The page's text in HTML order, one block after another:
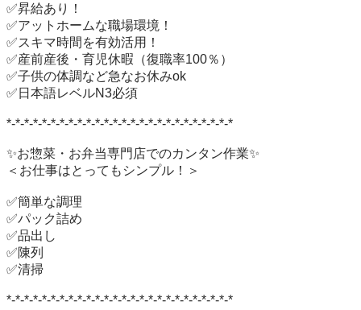
✅昇給あり！
✅アットホームな職場環境！
✅スキマ時間を有効活用！
✅産前産後・育児休暇（復職率100％）
✅子供の体調など急なお休みok
✅日本語レベルN3必須
*-*-*-*-*-*-*-*-*-*-*-*-*-*-*-*-*-*-*-*-*-*-*-*-*-*
✨お惣菜・お弁当専門店でのカンタン作業✨
＜お仕事はとってもシンプル！＞
✅簡単な調理
✅パック詰め
✅品出し
✅陳列
✅清掃
*-*-*-*-*-*-*-*-*-*-*-*-*-*-*-*-*-*-*-*-*-*-*-*-*-*